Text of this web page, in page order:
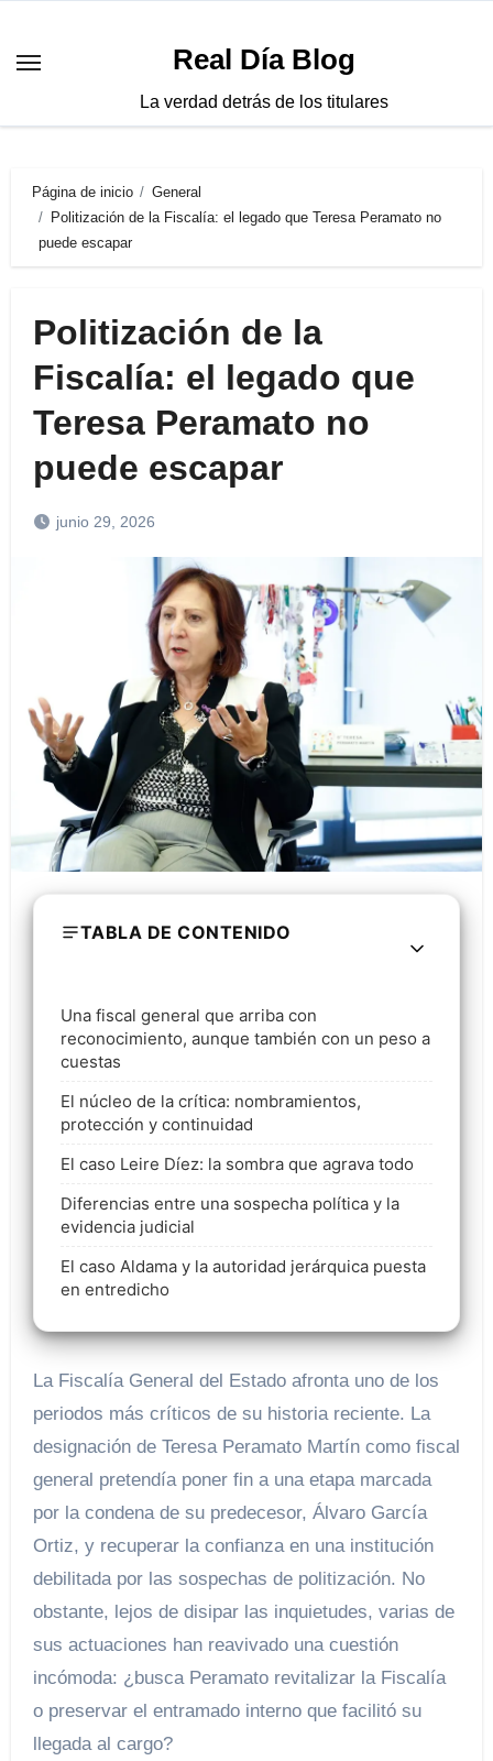
contenido
Real Día Blog
La verdad detrás de los titulares
Página de inicio
General
Politización de la Fiscalía: el legado que Teresa Peramato no
puede escapar
Politización de la
Fiscalía: el legado que
Teresa Peramato no
puede escapar
junio 29, 2026
TABLA DE CONTENIDO
Una fiscal general que arriba con
reconocimiento, aunque también con un peso a
cuestas
El núcleo de la crítica: nombramientos,
protección y continuidad
El caso Leire Díez: la sombra que agrava todo
Diferencias entre una sospecha política y la
evidencia judicial
El caso Aldama y la autoridad jerárquica puesta
en entredicho
La Fiscalía General del Estado afronta uno de los
periodos más críticos de su historia reciente. La
designación de Teresa Peramato Martín como fiscal
general pretendía poner fin a una etapa marcada
por la condena de su predecesor, Álvaro García
Ortiz, y recuperar la confianza en una institución
debilitada por las sospechas de politización. No
obstante, lejos de disipar las inquietudes, varias de
sus actuaciones han reavivado una cuestión
incómoda: ¿busca Peramato revitalizar la Fiscalía
o preservar el entramado interno que facilitó su
llegada al cargo?